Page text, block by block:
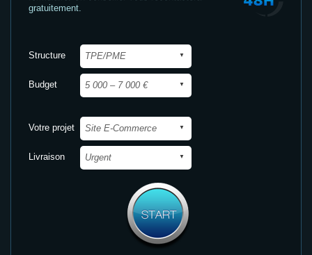
gratuitement.
Structure
Budget
Votre projet
Livraison